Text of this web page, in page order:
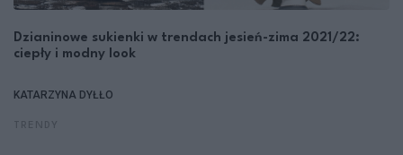
Dzianinowe sukienki w trendach jesień-zima 2021/22:
ciepły i modny look
KATARZYNA DYŁŁO